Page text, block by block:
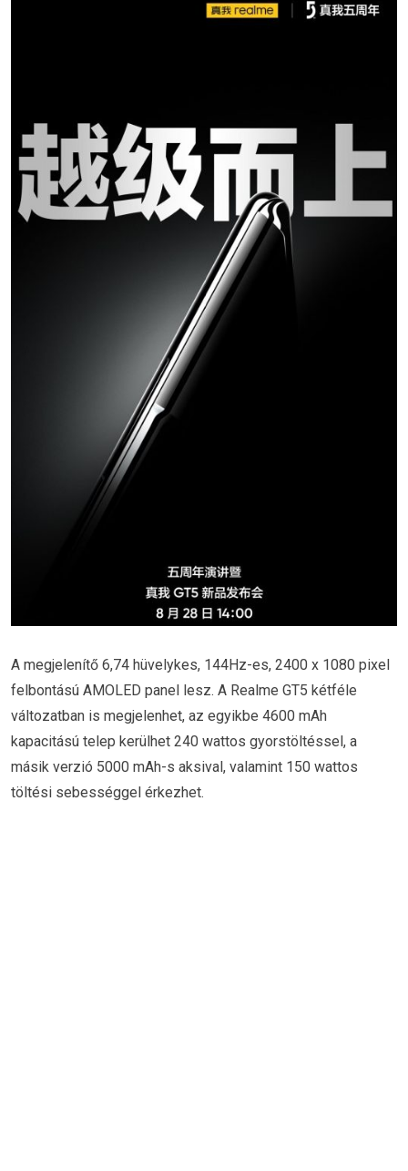
A megjelenítő 6,74 hüvelykes, 144Hz-es, 2400 x 1080 pixel
felbontású AMOLED panel lesz. A Realme GT5 kétféle
változatban is megjelenhet, az egyikbe 4600 mAh
kapacitású telep kerülhet 240 wattos gyorstöltéssel, a
másik verzió 5000 mAh-s aksival, valamint 150 wattos
töltési sebességgel érkezhet.